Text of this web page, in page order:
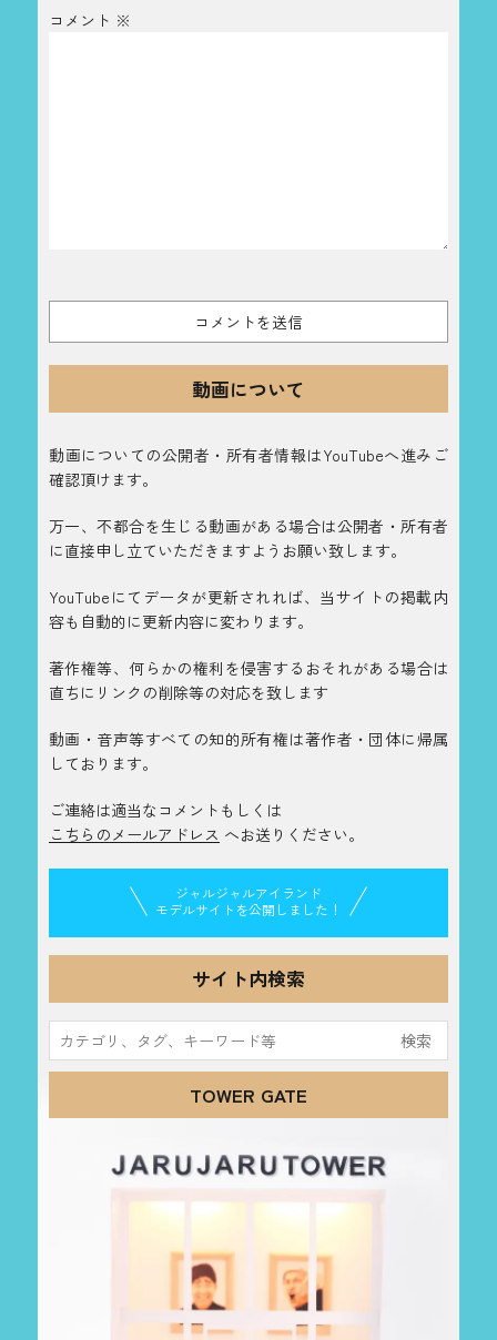
コメント ※
動画について
動画についての公開者・所有者情報はYouTubeへ進みご
確認頂けます。
万一、不都合を生じる動画がある場合は公開者・所有者
に直接申し立ていただきますようお願い致します。
YouTubeにてデータが更新されれば、当サイトの掲載内
容も自動的に更新内容に変わります。
著作権等、何らかの権利を侵害するおそれがある場合は
直ちにリンクの削除等の対応を致します
動画・音声等すべての知的所有権は著作者・団体に帰属
しております。
ご連絡は適当なコメントもしくは
こちらのメールアドレス へお送りください。
ジャルジャルアイランド
モデルサイトを公開しました！
サイト内検索
索:
TOWER GATE